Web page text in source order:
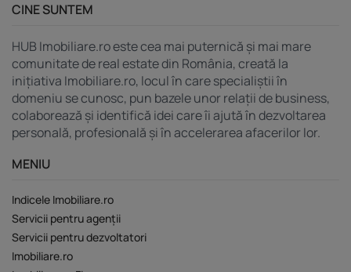
CINE SUNTEM
HUB Imobiliare.ro este cea mai puternică și mai mare
comunitate de real estate din România, creată la
inițiativa Imobiliare.ro, locul în care specialiștii în
domeniu se cunosc, pun bazele unor relații de business,
colaborează și identifică idei care îi ajută în dezvoltarea
personală, profesională și în accelerarea afacerilor lor.
MENIU
Indicele Imobiliare.ro
Servicii pentru agenții
Servicii pentru dezvoltatori
Imobiliare.ro